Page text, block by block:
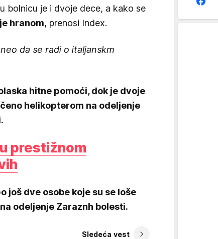
bolnicu je i dvoje dece, a kako se
hranom, prenosi Index.
da se radi o italjanskm
hitne pomoći, dok je dvoje
helikopterom na odeljenje
prestižnom
još dve osobe koje su se loše
odeljenje Zaraznh bolesti.
Sledeća vest